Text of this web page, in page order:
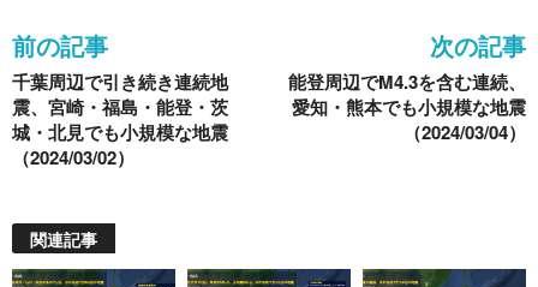
o
k
前の記事
千葉周辺で引き続き連続地
震、宮崎・福島・能登・茨
城・北見でも小規模な地震
（2024/03/02）
次の記事
能登周辺でM4.3を含む連続、
愛知・熊本でも小規模な地震
（2024/03/04）
関連記事